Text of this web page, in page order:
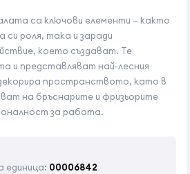
са ключови елементи – както
си роля, така и заради
което създават. Те
и представляват най-лесния
пространството, като в
на бръснарите и фризьорите
за работа.
единица: 00006842